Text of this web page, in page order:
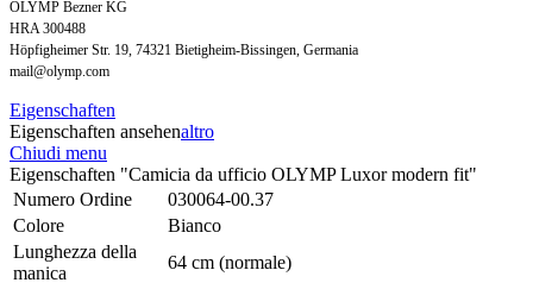
OLYMP Bezner KG
HRA 300488
Höpfigheimer Str. 19, 74321 Bietigheim-Bissingen, Germania
mail@olymp.com
Eigenschaften
Eigenschaften ansehenaltro
Chiudi menu
Eigenschaften "Camicia da ufficio OLYMP Luxor modern fit"
Numero Ordine
030064-00.37
Colore
Bianco
Lunghezza della
manica
64 cm (normale)